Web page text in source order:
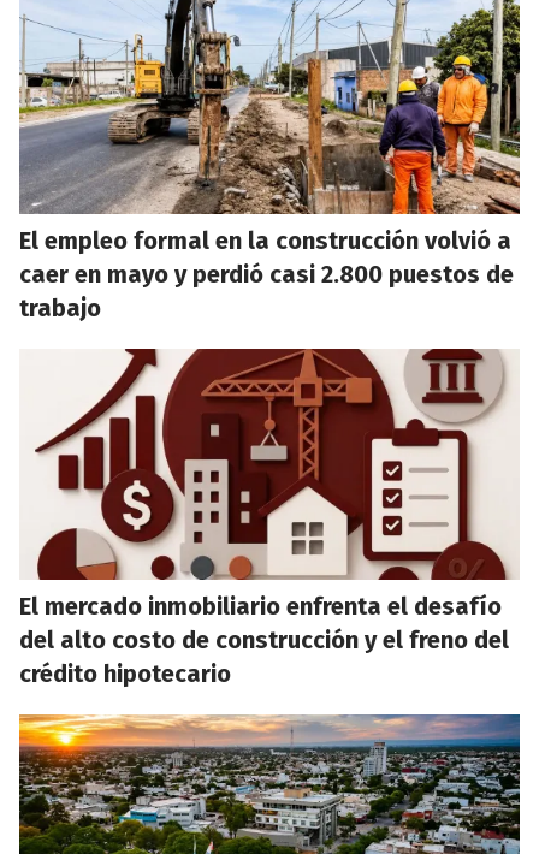
El empleo formal en la construcción volvió a
caer en mayo y perdió casi 2.800 puestos de
trabajo
El mercado inmobiliario enfrenta el desafío
del alto costo de construcción y el freno del
crédito hipotecario